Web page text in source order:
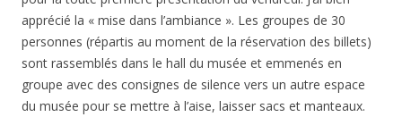
apprécié la « mise dans l’ambiance ». Les groupes de 30
personnes (répartis au moment de la réservation des billets)
sont rassemblés dans le hall du musée et emmenés en
groupe avec des consignes de silence vers un autre espace
du musée pour se mettre à l’aise, laisser sacs et manteaux.